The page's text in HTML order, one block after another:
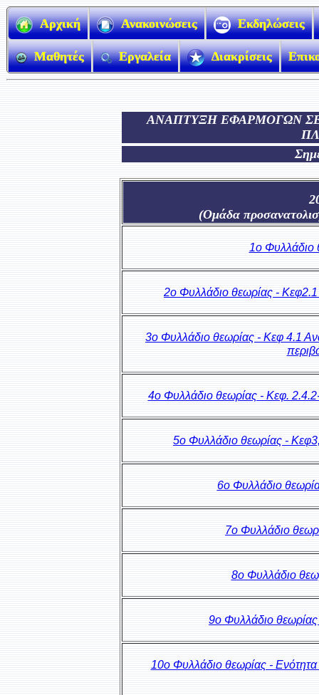
Αρχική Ανακοινώσεις Εκδηλώσεις
Μαθητές Εργαλεία Διακρίσεις
ΑΝΑΠΤΥΞΗ ΕΦΑΡΜΟΓΩΝ
(Ομάδα
1o Φυλλάδιο
2o Φυλλάδιο θεωρίας -
3o Φυλλάδιο θεωρίας - Κεφ 4.1
4o Φυλλάδιο θεωρίας - Κεφ.
5o Φυλλάδιο θεωρίας -
6o Φυλλάδιο
7o Φυλλάδιο
8o Φυλλάδιο
9o Φυλλάδιο
10o Φυλλάδιο θεωρίας -